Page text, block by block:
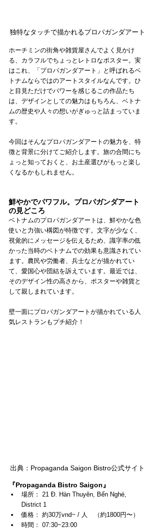
独特なタッチで描かれるプロパガンダアート
ホーチミンの街角や雑貨屋さんでよく見かけ
る、カラフルでちょっとレトロなポスター。実
はこれ、「プロパガンダアート」と呼ばれるベ
トナムならではのアートスタイルなんです。ひ
と目見ただけでパワーを感じるこの作品たち
は、デザインとしての魅力はもちろん、ベトナ
ムの歴史や人々の想いがぎゅっと詰まっていま
す。
今回はそんなプロパガンダアートの魅力を、特
徴と背景に分けてご紹介します。旅の合間にち
ょっと知っておくと、お土産選びがもっと楽し
くなるかもしれません。
鮮やかでパワフル。プロパガンダアート
の見どころ
ベトナムのプロパガンダアートは、鮮やかな色
使いと力強い構図が特徴です。文字が少なく、
視覚的にメッセージを伝えるため、識字率の低
かった当時のベトナムでの効果も意識されてい
ます。農民や労働者、兵士などが描かれてい
て、愛国心や団結を訴えています。最近では、
そのデザイン性の高さから、ポスターや雑貨と
して親しまれています。
壁一面にプロパガンダアートが描かれている人
気レストランもプチ紹介！
出典：Propaganda Saigon Bistro公式サイト
『Propaganda Bistro Saigon』
場所： 21 Đ. Hàn Thuyên, Bến Nghé,
District 1
価格： 約30万vnd~ / 人　（約1800円〜）
時間： 07:30~23:00